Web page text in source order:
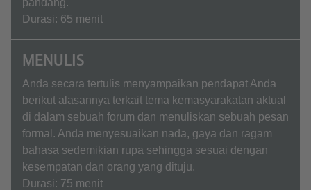
pandang.
Durasi: 65 menit
MENULIS
Anda secara tertulis menyampaikan pendapat Anda
berikut alasannya terkait tema kemasyarakatan aktual
di dalam sebuah forum dan menuliskan sebuah pesan
formal. Anda menyesuaikan nada, gaya dan ragam
bahasa sedemikian rupa sehingga sesuai dengan
kesempatan dan orang yang dituju.
Durasi: 75 menit